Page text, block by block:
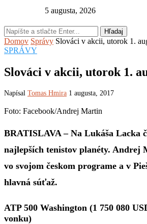
5 augusta, 2026
Hľadaj
Domov Správy Slováci v akcii, utorok 1.
SPRÁVY
Slováci v akcii, utorok 1.
Napísal Tomas Hmira 1 augusta, 2017
Foto: Facebook/Andrej Martin
BRATISLAVA – Na Lukáša Lacka
najlepších tenistov planéty. Andrej
vo svojom českom programe a v
hlavná súťaž.
ATP 500 Washington (1 750 080
vonku)